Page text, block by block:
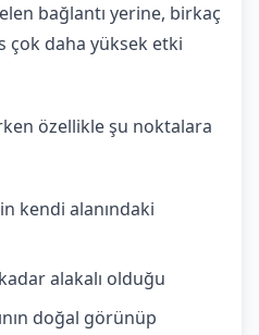
bağlantı yerine, birkaç
çok daha yüksek etki
özellikle şu noktalara
kendi alanındaki
alakalı olduğu
doğal görünüp